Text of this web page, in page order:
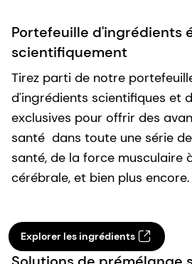
Portefeuille d'ingrédients
scientifiquement
Tirez parti de notre
d'ingrédients scientifiques et
exclusives pour offrir des
santé dans toute une série
santé, de la force musculaire
cérébrale, et bien plus encore.
Explorer les ingrédients